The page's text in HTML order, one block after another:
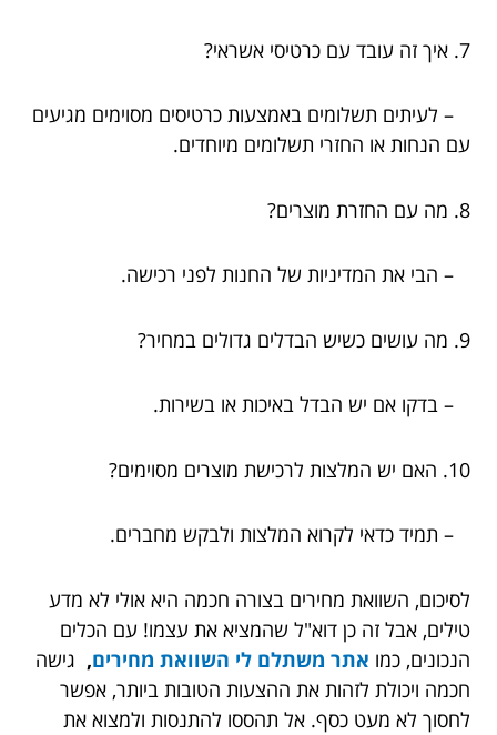
7. איך זה עובד עם כרטיסי אשראי?
– לעיתים תשלומים באמצעות כרטיסים מסוימים מגיעים
עם הנחות או החזרי תשלומים מיוחדים.
8. מה עם החזרת מוצרים?
– הבי את המדיניות של החנות לפני רכישה.
9. מה עושים כשיש הבדלים גדולים במחיר?
– בדקו אם יש הבדל באיכות או בשירות.
10. האם יש המלצות לרכישת מוצרים מסוימים?
– תמיד כדאי לקרוא המלצות ולבקש מחברים.
לסיכום, השוואת מחירים בצורה חכמה היא אולי לא מדע
טילים, אבל זה כן דוא"ל שהמציא את עצמו! עם הכלים
הנכונים, כמו אתר משתלם לי השוואת מחירים, גישה
חכמה ויכולת לזהות את ההצעות הטובות ביותר, אפשר
לחסוך לא מעט כסף. אל תהססו להתנסות ולמצוא את